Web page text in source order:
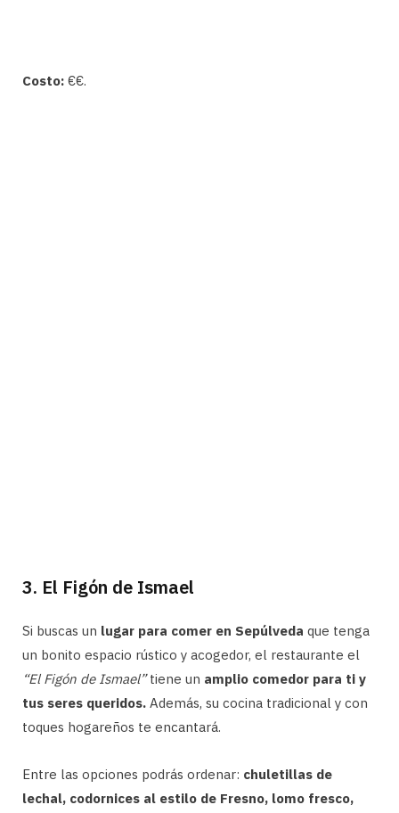
Costo: €€.
3. El Figón de Ismael
Si buscas un lugar para comer en Sepúlveda que tenga
un bonito espacio rústico y acogedor, el restaurante el
“El Figón de Ismael”tiene un amplio comedor para ti y
tus seres queridos. Además, su cocina tradicional y con
toques hogareños te encantará.
Entre las opciones podrás ordenar: chuletillas de
lechal, codornices al estilo de Fresno, lomo fresco,